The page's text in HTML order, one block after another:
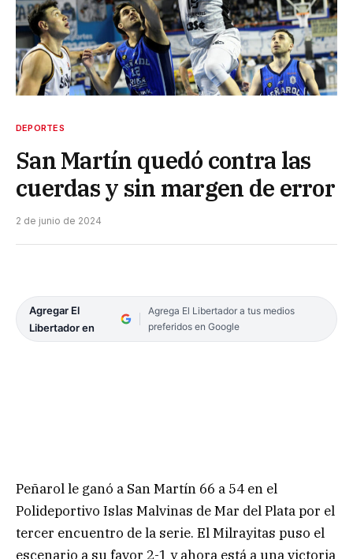
DEPORTES
San Martín quedó contra las
cuerdas y sin margen de error
2 de junio de 2024
Agregar El
Libertador en
Agrega El Libertador a tus medios
preferidos en Google
Peñarol le ganó a San Martín 66 a 54 en el
Polideportivo Islas Malvinas de Mar del Plata por el
tercer encuentro de la serie. El Milrayitas puso el
escenario a su favor 2-1 y ahora está a una victoria